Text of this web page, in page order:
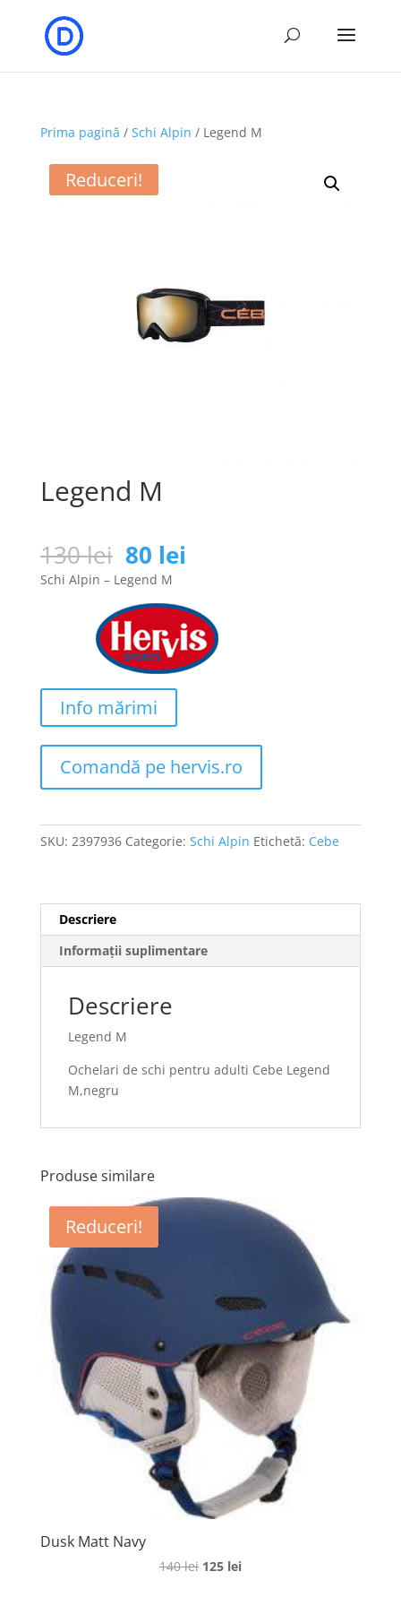
Prima pagină / Schi Alpin / Legend M
Reduceri!
Legend M
130lei Prețul
inițial
a
fost:
130 lei.
80 lei
80 lei.
Schi Alpin – Legend M
Info mărimi
Comandă pe hervis.ro
SKU: 2397936 Categorie: Schi Alpin Etichetă: Cebe
Descriere
Informații suplimentare
Descriere
Legend M
Ochelari de schi pentru adulti Cebe Legend
M,negru
Produse similare
Reduceri!
Dusk Matt Navy
140lei Prețul
125 leiPrețul